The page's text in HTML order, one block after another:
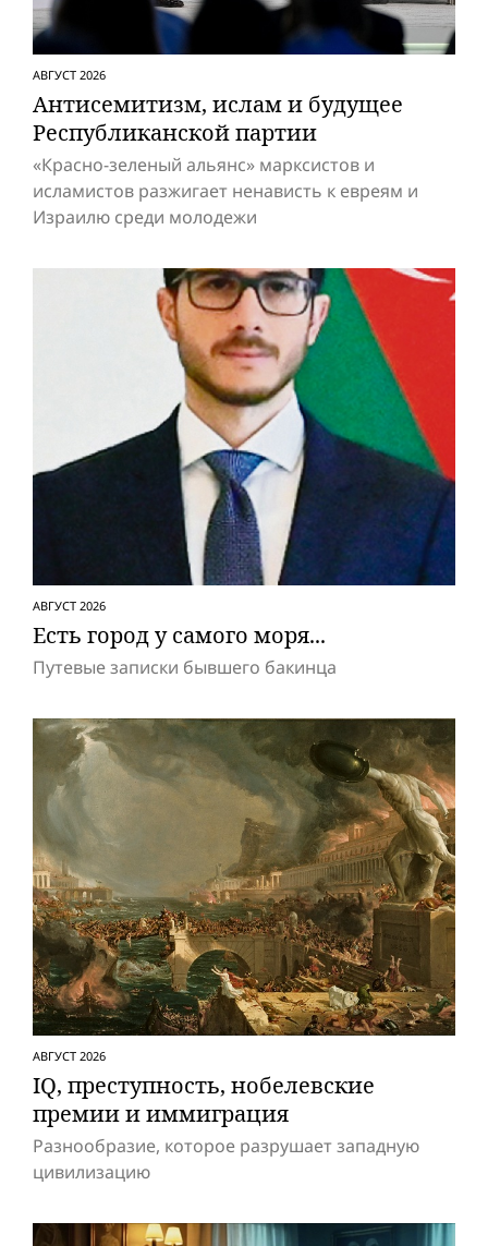
АВГУСТ 2026
Антисемитизм, ислам и будущее
Респуб­ликанской партии
«Красно-зеленый альянс» марксистов и
исламистов разжигает ненависть к евреям и
Израилю среди молодежи
АВГУСТ 2026
Есть город у самого моря...
Путевые записки бывшего бакинца
АВГУСТ 2026
IQ, преступность, нобелевские
премии и иммиграция
Разнообразие, которое разрушает западную
цивилизацию